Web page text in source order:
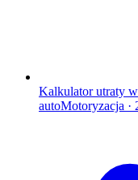
Kalkulator utraty
autoMotoryzacja ·